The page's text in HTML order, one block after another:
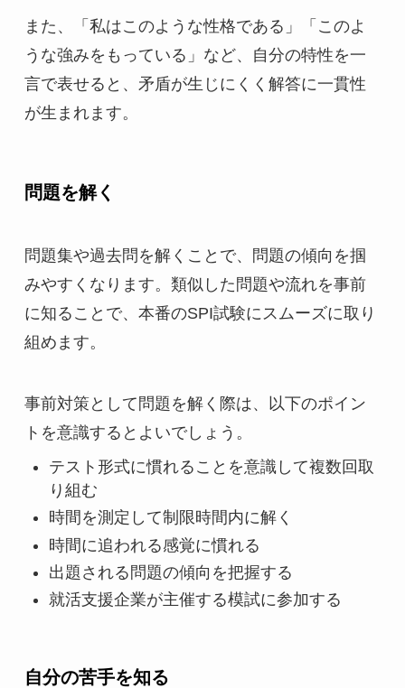
また、「私はこのような性格である」「このよ
うな強みをもっている」など、自分の特性を一
言で表せると、矛盾が生じにくく解答に一貫性
が生まれます。
問題を解く
問題集や過去問を解くことで、問題の傾向を掴
みやすくなります。類似した問題や流れを事前
に知ることで、本番のSPI試験にスムーズに取り
組めます。
事前対策として問題を解く際は、以下のポイン
トを意識するとよいでしょう。
テスト形式に慣れることを意識して複数回取
り組む
時間を測定して制限時間内に解く
時間に追われる感覚に慣れる
出題される問題の傾向を把握する
就活支援企業が主催する模試に参加する
自分の苦手を知る